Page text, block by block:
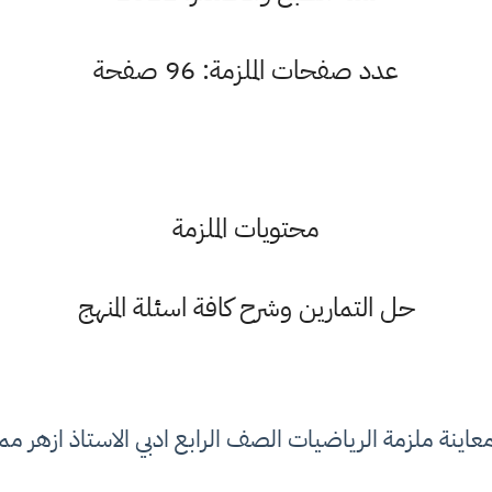
عدد صفحات الملزمة: 96 صفحة
محتويات الملزمة
حل التمارين وشرح كافة اسئلة المنهج
ملزمة الرياضيات الصف الرابع ادبي الاستاذ ازهر ممتاز